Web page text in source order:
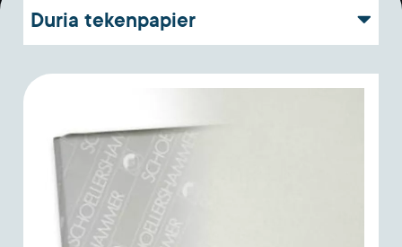
Duria tekenpapier